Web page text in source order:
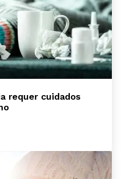
requer cuidados